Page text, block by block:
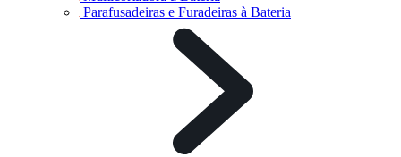
Parafusadeiras e Furadeiras à Bateria